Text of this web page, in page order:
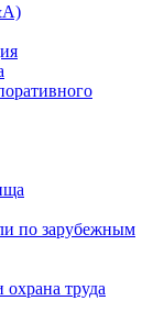
по зарубежным
труда